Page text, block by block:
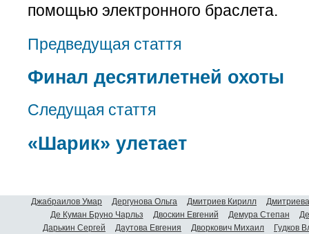
помощью электронного браслета.
Предведущая стаття
Финал десятилетней охоты
Следущая стаття
«Шарик» улетает
Джабраилов Умар Дергунова Ольга Дмитриев Кирилл
Де Куман Бруно Чарльз
Двоскин Евгений Демура Степан
Дарькин Сергей
Даутова Евгения Дворкович Михаил
Гудков